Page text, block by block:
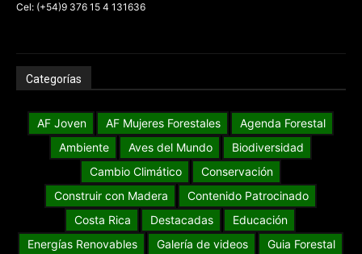
Cel: (+54)9 376 15 4 131636
Categorías
AF Joven AF Mujeres Forestales
Agenda Forestal
Ambiente
Aves del Mundo
Biodiversidad
Cambio Climático
Conservación
Construir con Madera
Contenido Patrocinado
Costa Rica
Destacadas
Educación
Energías Renovables
Galería de videos
Guia Forestal